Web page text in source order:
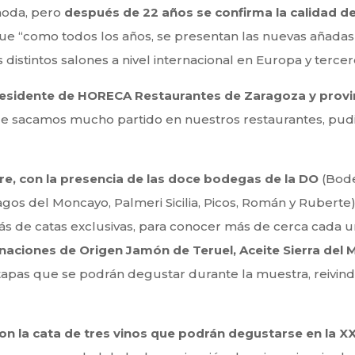
pero después de 22 años se confirma la calidad
“como todos los años, se presentan las nuevas
salones a nivel internacional en Europa y
de HORECA Restaurantes de Zaragoza y
sacamos mucho partido en nuestros restaurantes,
con la presencia de las doce bodegas de la DO
del Moncayo, Palmeri Sicilia, Picos, Román y
de catas exclusivas, para conocer más de cerca cada
de Origen Jamón de Teruel, Aceite Sierra del
que se podrán degustar durante la muestra,
la cata de tres vinos que podrán degustarse en la